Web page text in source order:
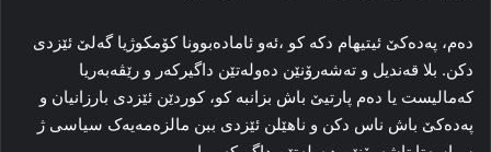
ده‌م، پەدەکێ ئیتیهام دکه‌ کو ،ئه‌و ئاماده‌بوونا کۆمکوژیا گه‌لێ ئێزدی
دکن. بلا قه‌ندیل و ته‌شه‌رۆنێن ده‌وله‌تێن داگیرکه‌ر و رێڤه‌به‌ریا
که‌مالیست یا ده‌م پارتیێ باش بزانبه‌ کو، کوردێن ئێزدی بارزانیان و
پەدەکێ باش ناس دکن و ناهێلن ئێزدی ببن مالزه‌مه‌یه‌ک سیاسی ژ